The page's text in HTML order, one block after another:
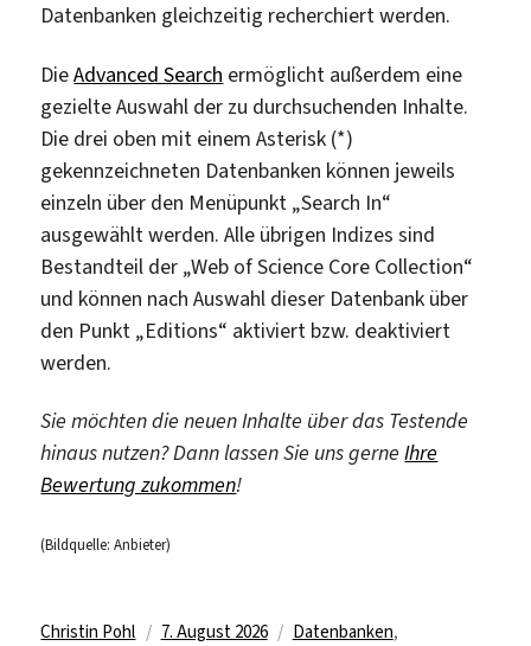
Datenbanken gleichzeitig recherchiert werden.
DieAdvanced Search ermöglicht außerdem eine
gezielte Auswahl der zu durchsuchenden Inhalte.
Die drei oben mit einem Asterisk (*)
gekennzeichneten Datenbanken können jeweils
einzeln über den Menüpunkt „Search In“
ausgewählt werden. Alle übrigen Indizes sind
Bestandteil der „Web of Science Core Collection“
und können nach Auswahl dieser Datenbank über
den Punkt „Editions“ aktiviert bzw. deaktiviert
werden.
Sie möchten die neuen Inhalte über das Testende
hinaus nutzen? Dann lassen Sie uns gerneIhre
Bewertung zukommen!
(Bildquelle: Anbieter)
Autor
Christin Pohl
Veröffentlicht
7. August 2026 Kategorien
Datenbanken,